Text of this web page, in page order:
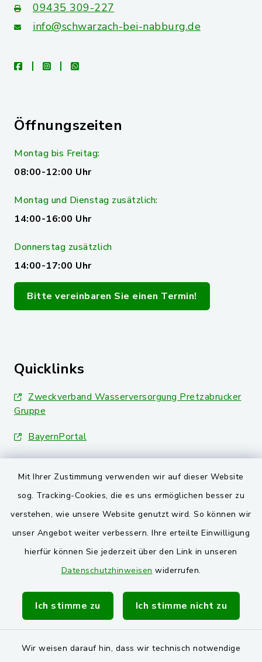
Mit Ihrer Zustimmung verwenden wir auf dieser Website
sog. Tracking-Cookies, die es uns ermöglichen besser zu
verstehen, wie unsere Website genutzt wird. So können wir
unser Angebot weiter verbessern. Ihre erteilte Einwilligung
hierfür können Sie jederzeit über den Link in unseren
Datenschutzhinweisen widerrufen.
Ich stimme zu Ich stimme nicht zu
Wir weisen darauf hin, dass wir technisch notwendige
09435 309-227
info@schwarzach-bei-nabburg.de
facebookinstagramwhatsapp
Öffnungszeiten
Montag bis Freitag:
08:00-12:00 Uhr
Montag und Dienstag zusätzlich:
14:00-16:00 Uhr
Donnerstag zusätzlich
14:00-17:00 Uhr
Bitte vereinbaren Sie einen Termin!
Quicklinks
Zweckverband Wasserversorgung Pretzabrucker
Gruppe
BayernPortal
Landkreis Schwandorf
VG und Gemeinden
Markt Schwarzenfeld
Gemeinde Stulln
Verwaltungsgemeinschaft Schwarzenfeld